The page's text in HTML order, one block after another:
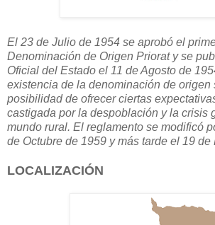
El 23 de Julio de 1954 se aprobó el
Denominación de Origen Priorat y se
Oficial del Estado el 11 de Agosto de
existencia de la denominación de origen
posibilidad de ofrecer ciertas
castigada por la despoblación y la crisis
mundo rural. El reglamento se modificó
de Octubre de 1959 y más tarde el 19 de
LOCALIZACIÓN